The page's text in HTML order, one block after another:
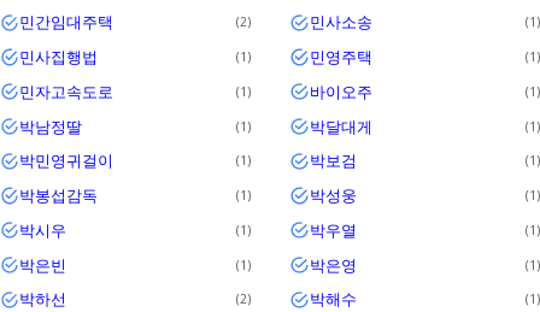
민간임대주택 2 민사소송 1
민사집행법 1 민영주택 1
민자고속도로 1 바이오주 1
박남정딸 1 박달대게 1
박민영귀걸이 1 박보검 1
박봉섭감독 1 박성웅 1
박시우 1 박우열 1
박은빈 1 박은영 1
박하선 2 박해수 1